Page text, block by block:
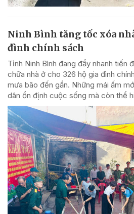
Ninh Bình tăng tốc xóa
đình chính sách
Tỉnh Ninh Bình đang đẩy nhanh tiến
chữa nhà ở cho 326 hộ gia đình
mưa bão đến gần. Những mái ấm
dân ổn định cuộc sống mà còn thể